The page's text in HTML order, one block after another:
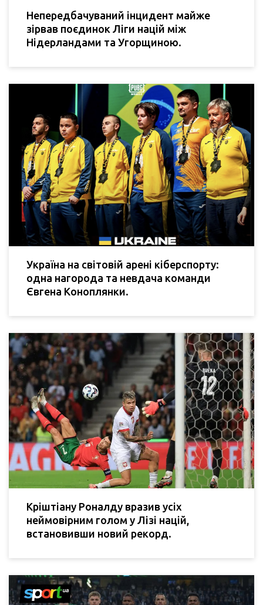
Непередбачуваний інцидент майже
зірвав поєдинок Ліги націй між
Нідерландами та Угорщиною.
Україна на світовій арені кіберспорту:
одна нагорода та невдача команди
Євгена Коноплянки.
Кріштіану Роналду вразив усіх
неймовірним голом у Лізі націй,
встановивши новий рекорд.